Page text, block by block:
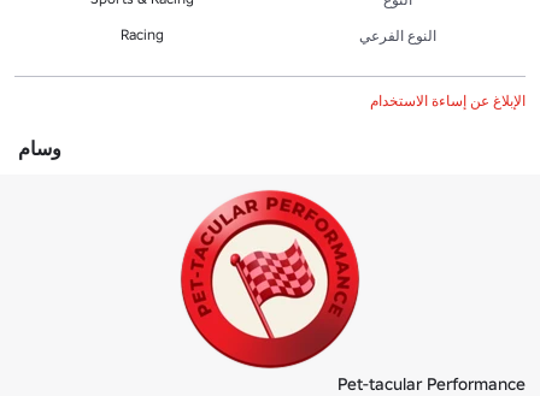
النوع الفرعي Racing
الإبلاغ عن إساءة الاستخدام
وسام
Pet-tacular Performance